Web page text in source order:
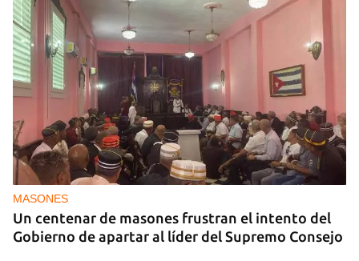
Cuba, el país más libre de occidente
MASONES
Un centenar de masones frustran el intento del
Gobierno de apartar al líder del Supremo Consejo